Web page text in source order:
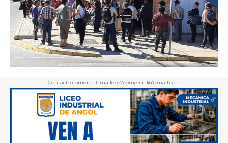
Contacto comercial: malleco7comercial@gmail.com